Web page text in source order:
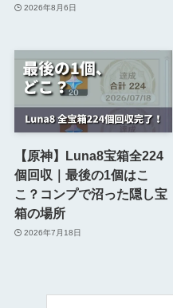
2026年8月6日
【原神】Luna8宝箱全224
個回収｜最後の1個はこ
こ？コンプで沼った隠し宝
箱の場所
2026年7月18日